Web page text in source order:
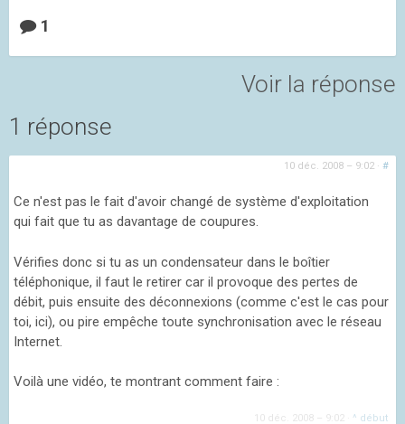
1
Voir la réponse
1 réponse
10 déc. 2008 – 9:02 · #
Ce n'est pas le fait d'avoir changé de système d'exploitation
qui fait que tu as davantage de coupures.
Vérifies donc si tu as un condensateur dans le boîtier
téléphonique, il faut le retirer car il provoque des pertes de
débit, puis ensuite des déconnexions (comme c'est le cas pour
toi, ici), ou pire empêche toute synchronisation avec le réseau
Internet.
Voilà une vidéo, te montrant comment faire :
10 déc. 2008 – 9:02 ^ début